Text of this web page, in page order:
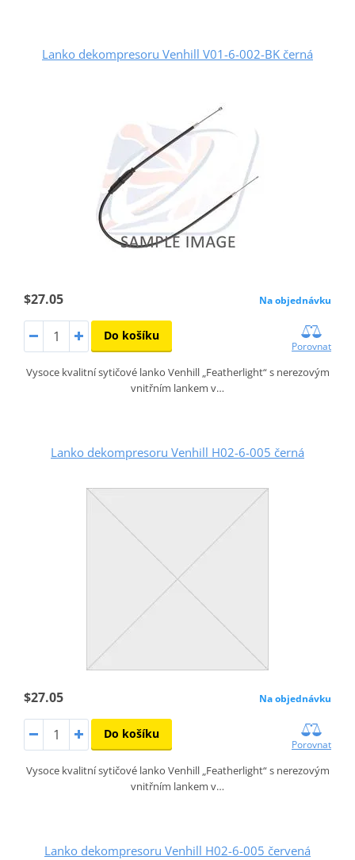
Lanko dekompresoru Venhill V01-6-002-BK černá
$27.05 Na objednávku
Do košíku
Porovnat
Vysoce kvalitní sytičové lanko Venhill „Featherlight“ s nerezovým
vnitřním lankem v…
Lanko dekompresoru Venhill H02-6-005 černá
$27.05 Na objednávku
Do košíku
Porovnat
Vysoce kvalitní sytičové lanko Venhill „Featherlight“ s nerezovým
vnitřním lankem v…
Lanko dekompresoru Venhill H02-6-005 červená